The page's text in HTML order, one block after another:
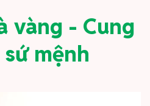
vàng - Cung
mệnh